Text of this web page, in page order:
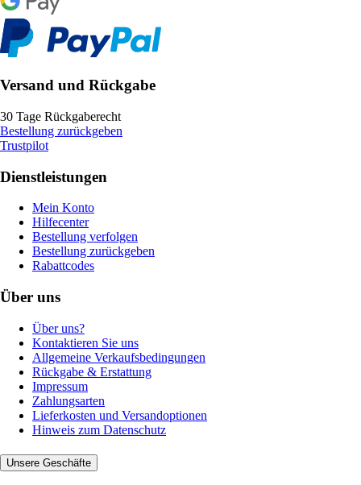
Versand und Rückgabe
30 Tage Rückgaberecht
Bestellung zurückgeben
Trustpilot
Dienstleistungen
Mein Konto
Hilfecenter
Bestellung verfolgen
Bestellung zurückgeben
Rabattcodes
Über uns
Über uns?
Kontaktieren Sie uns
Allgemeine Verkaufsbedingungen
Rückgabe & Erstattung
Impressum
Zahlungsarten
Lieferkosten und Versandoptionen
Hinweis zum Datenschutz
Unsere Geschäfte